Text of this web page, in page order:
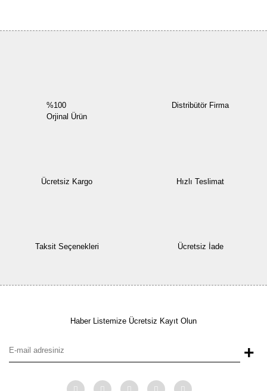
%100
Orjinal Ürün
Distribütör Firma
Ücretsiz Kargo Hızlı Teslimat
Taksit Seçenekleri Ücretsiz İade
Haber Listemize Ücretsiz Kayıt Olun
+